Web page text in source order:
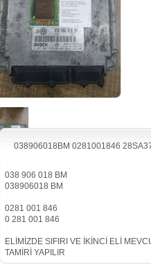
038906018BM 0281001846
038 906 018 BM
038906018 BM
0281 001 846
0 281 001 846
ELİMİZDE SIFIRI VE İKİNCİ ELİ
TAMİRİ YAPILIR